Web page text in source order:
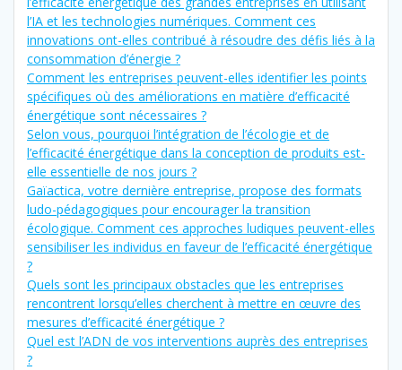
l’IA et les technologies numériques. Comment ces
innovations ont-elles contribué à résoudre des défis liés à la
consommation d’énergie ?
Comment les entreprises peuvent-elles identifier les points
spécifiques où des améliorations en matière d’efficacité
énergétique sont nécessaires ?
Selon vous, pourquoi l’intégration de l’écologie et de
l’efficacité énergétique dans la conception de produits est-
elle essentielle de nos jours ?
Gaïactica, votre dernière entreprise, propose des formats
ludo-pédagogiques pour encourager la transition
écologique. Comment ces approches ludiques peuvent-elles
sensibiliser les individus en faveur de l’efficacité énergétique
?
Quels sont les principaux obstacles que les entreprises
rencontrent lorsqu’elles cherchent à mettre en œuvre des
mesures d’efficacité énergétique ?
Quel est l’ADN de vos interventions auprès des entreprises
?